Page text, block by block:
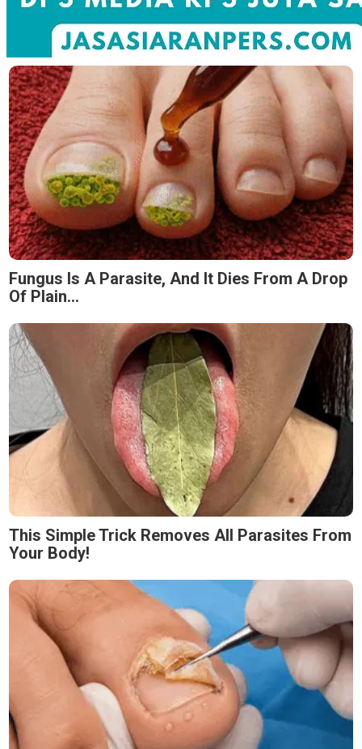
Fungus Is A Parasite, And It Dies From A Drop
Of Plain...
This Simple Trick Removes All Parasites From
Your Body!